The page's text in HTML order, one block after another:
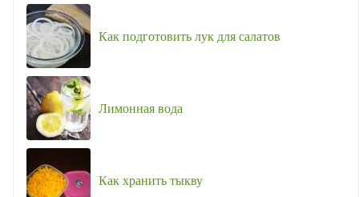
Как подготовить лук для салатов
Лимонная вода
Как хранить тыкву